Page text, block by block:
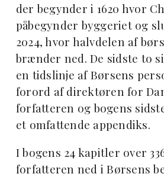
der begynder i 1620 hvor
påbegynder byggeriet og
2024, hvor halvdelen af
brænder ned. De sidste to
en tidslinje af Børsens
forord af direktøren for
forfatteren og bogens
et omfattende appendiks.
I bogens 24 kapitler over
forfatteren ned i Børsens